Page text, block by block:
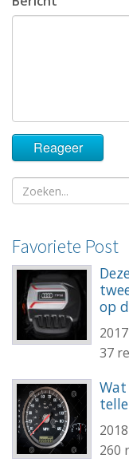
Favoriete Post
op
37
260